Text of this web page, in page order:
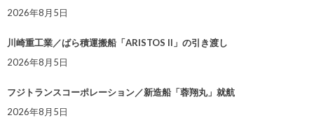
2026年8月5日
川崎重工業／ばら積運搬船「ARISTOS II」の引き渡し
2026年8月5日
フジトランスコーポレーション／新造船「蓉翔丸」就航
2026年8月5日